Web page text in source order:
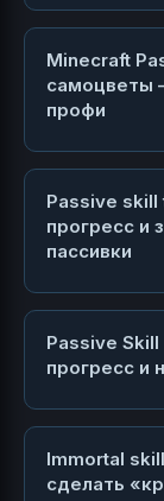
Minecraft
самоцветы
профи
Passive skill
прогресс и
пассивки
Passive
прогресс и
Immortal
сделать